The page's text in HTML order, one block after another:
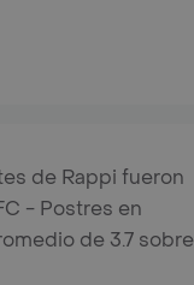
de Rappi fueron
- Postres en
de 3.7 sobre